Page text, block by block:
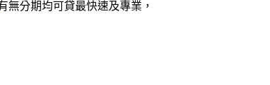
無分期均可貸最快速及專業，